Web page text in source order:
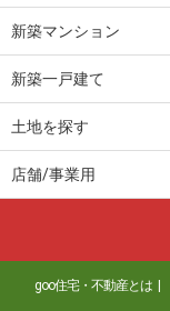
新築マンション
新築一戸建て
土地を探す
店舗/事業用
goo住宅・不動産とは